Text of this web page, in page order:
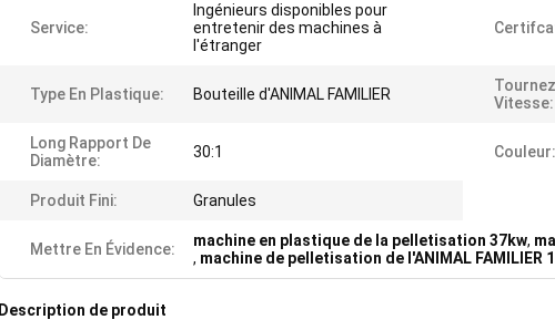
Service:
Ingénieurs disponibles pour
entretenir des machines à
l'étranger
Type En Plastique: Bouteille d'ANIMAL FAMILIER
Vitesse:
Long Rapport De
Diamètre:
30:1 Couleur:
Produit Fini: Granules
Mettre En Évidence: machine en plastique de la pelletisation 37kw,
, machine de pelletisation de l'ANIMAL FAMILIER
Description de produit